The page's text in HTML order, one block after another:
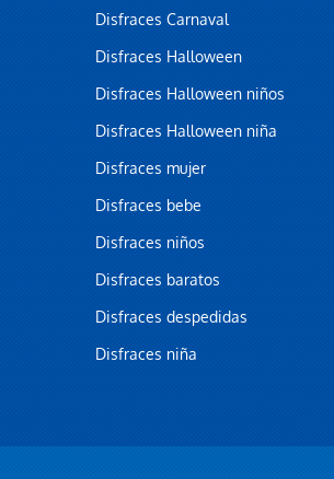
Disfraces Carnaval
Disfraces Halloween
Disfraces Halloween niños
Disfraces Halloween niña
Disfraces mujer
Disfraces bebe
Disfraces niños
Disfraces baratos
Disfraces despedidas
Disfraces niña